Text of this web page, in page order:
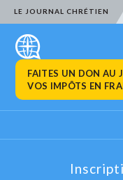
LE JOURNAL CHRÉTIEN
FAITES UN DON AU
VOS IMPÔTS EN